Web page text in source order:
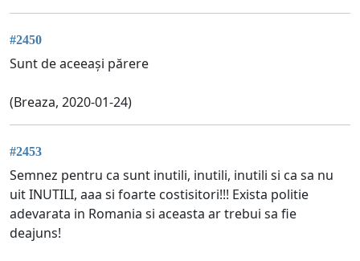
#2450
Sunt de aceeași părere
(Breaza, 2020-01-24)
#2453
Semnez pentru ca sunt inutili, inutili, inutili si ca sa nu
uit INUTILI, aaa si foarte costisitori!!! Exista politie
adevarata in Romania si aceasta ar trebui sa fie
deajuns!